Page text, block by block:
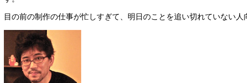
目の前の制作の仕事が忙しすぎて、明日のことを追い切れていない人